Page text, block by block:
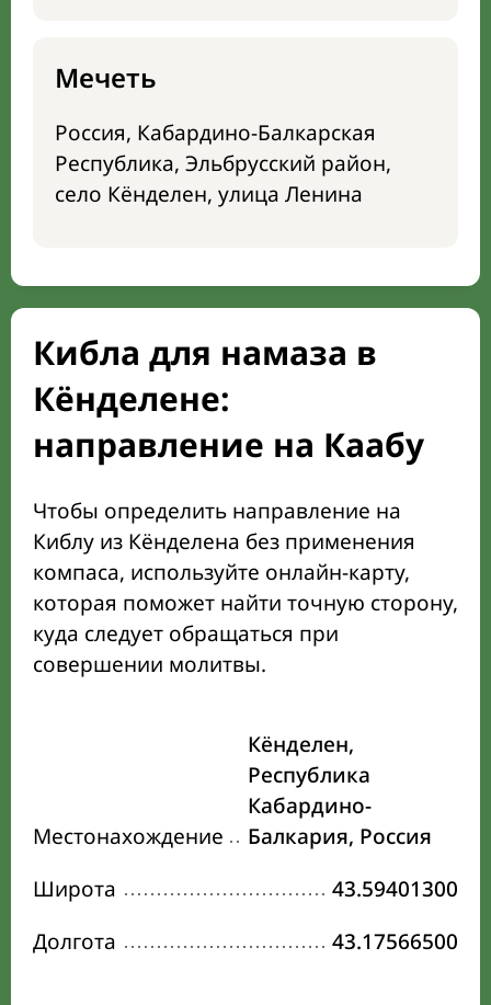
Мечеть
Россия, Кабардино-Балкарская
Республика, Эльбрусский район,
село Кёнделен, улица Ленина
Кибла для намаза в
Кёнделене:
направление на Каабу
Чтобы определить направление на
Киблу из Кёнделена без применения
компаса, используйте онлайн-карту,
которая поможет найти точную сторону,
куда следует обращаться при
совершении молитвы.
Местонахождение
Кёнделен,
Республика
Кабардино-
Балкария, Россия
Широта
43.59401300
Долгота
43.17566500